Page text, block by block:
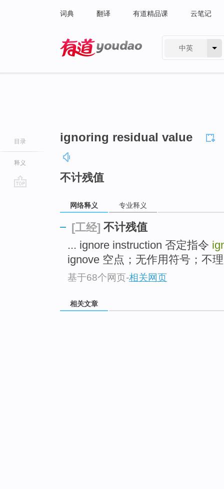
词典 翻译 有道精品课 云笔记
中英
目录
释义
ignoring residual value
不计残值
网络释义 专业释义
[工经] 不计残值
... ignore instruction 否定指令
ignove 空点；无作用符号；不
基于68个网页-相关网页
相关文章